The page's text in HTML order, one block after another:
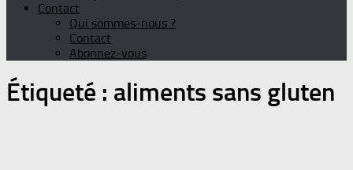
Contact
Qui sommes-nous ?
Contact
Abonnez-vous
Étiqueté : aliments sans gluten